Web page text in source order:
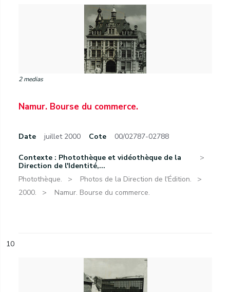
2 medias
Namur. Bourse du commerce.
Date juillet 2000 Cote 00/02787-02788
Contexte : Photothèque et vidéothèque de la
Direction de l'Identité,...
Photothèque.
Photos de la Direction de l'Édition.
2000.
Namur. Bourse du commerce.
10